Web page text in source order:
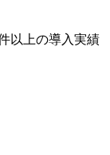
以上の導入実績